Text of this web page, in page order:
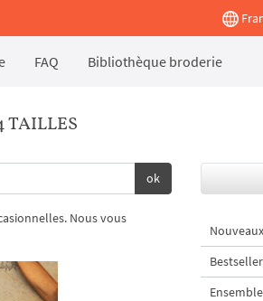
FAQ Bibliothèque broderie
TAILLES
ok
Nous vous